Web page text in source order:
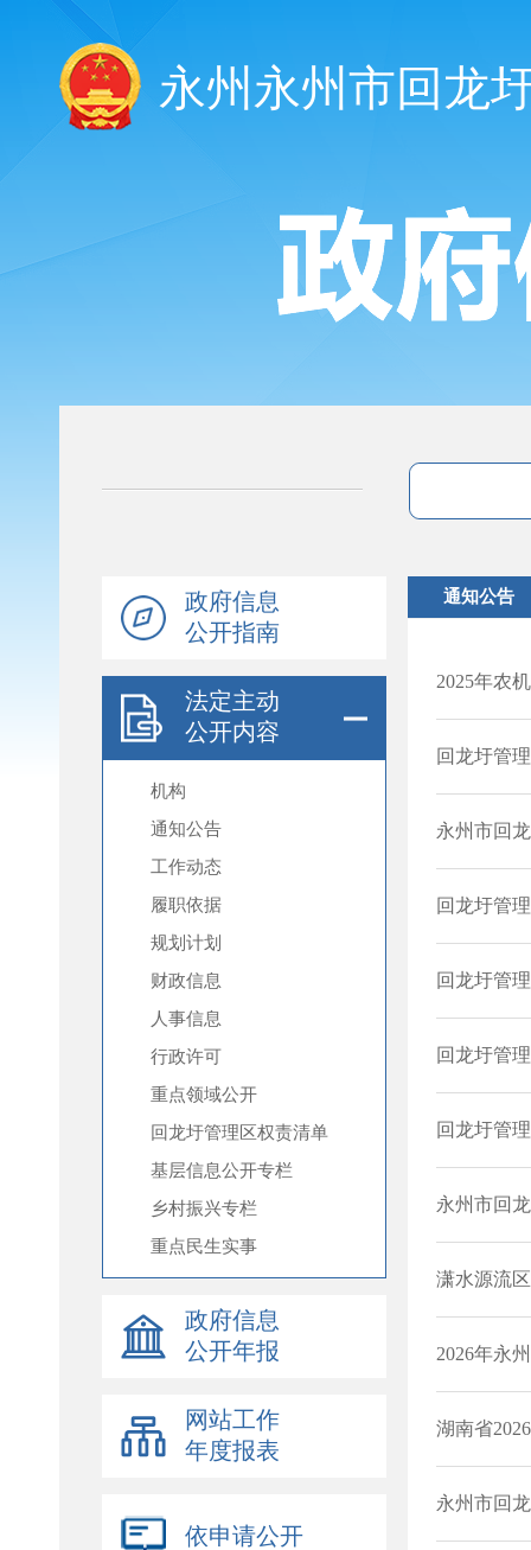
永州永州市回龙
政府信息
公开指南
法定主动
公开内容
机构
通知公告
工作动态
履职依据
规划计划
财政信息
人事信息
行政许可
重点领域公开
回龙圩管理区权责清单
基层信息公开专栏
乡村振兴专栏
重点民生实事
政府信息
公开年报
网站工作
年度报表
依申请公开